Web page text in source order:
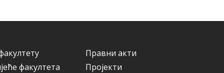
факултета
Правни акти
Пројекти